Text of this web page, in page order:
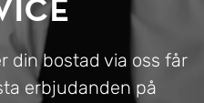
din bostad via oss får
erbjudanden på